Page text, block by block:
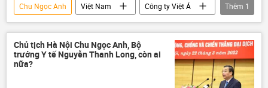
Chu Ngọc Anh Việt Nam
Công ty Việt Á
vụ Việt Á
Thêm 1
Chủ tịch Hà Nội Chu Ngọc Anh, Bộ
trưởng Y tế Nguyễn Thanh Long, còn ai
nữa?